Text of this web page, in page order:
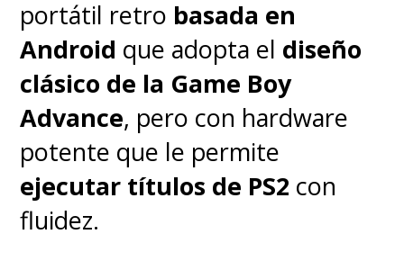
portátil retro basada en
Android que adopta el diseño
clásico de la Game Boy
Advance, pero con hardware
potente que le permite
ejecutar títulos de PS2 con
fluidez.